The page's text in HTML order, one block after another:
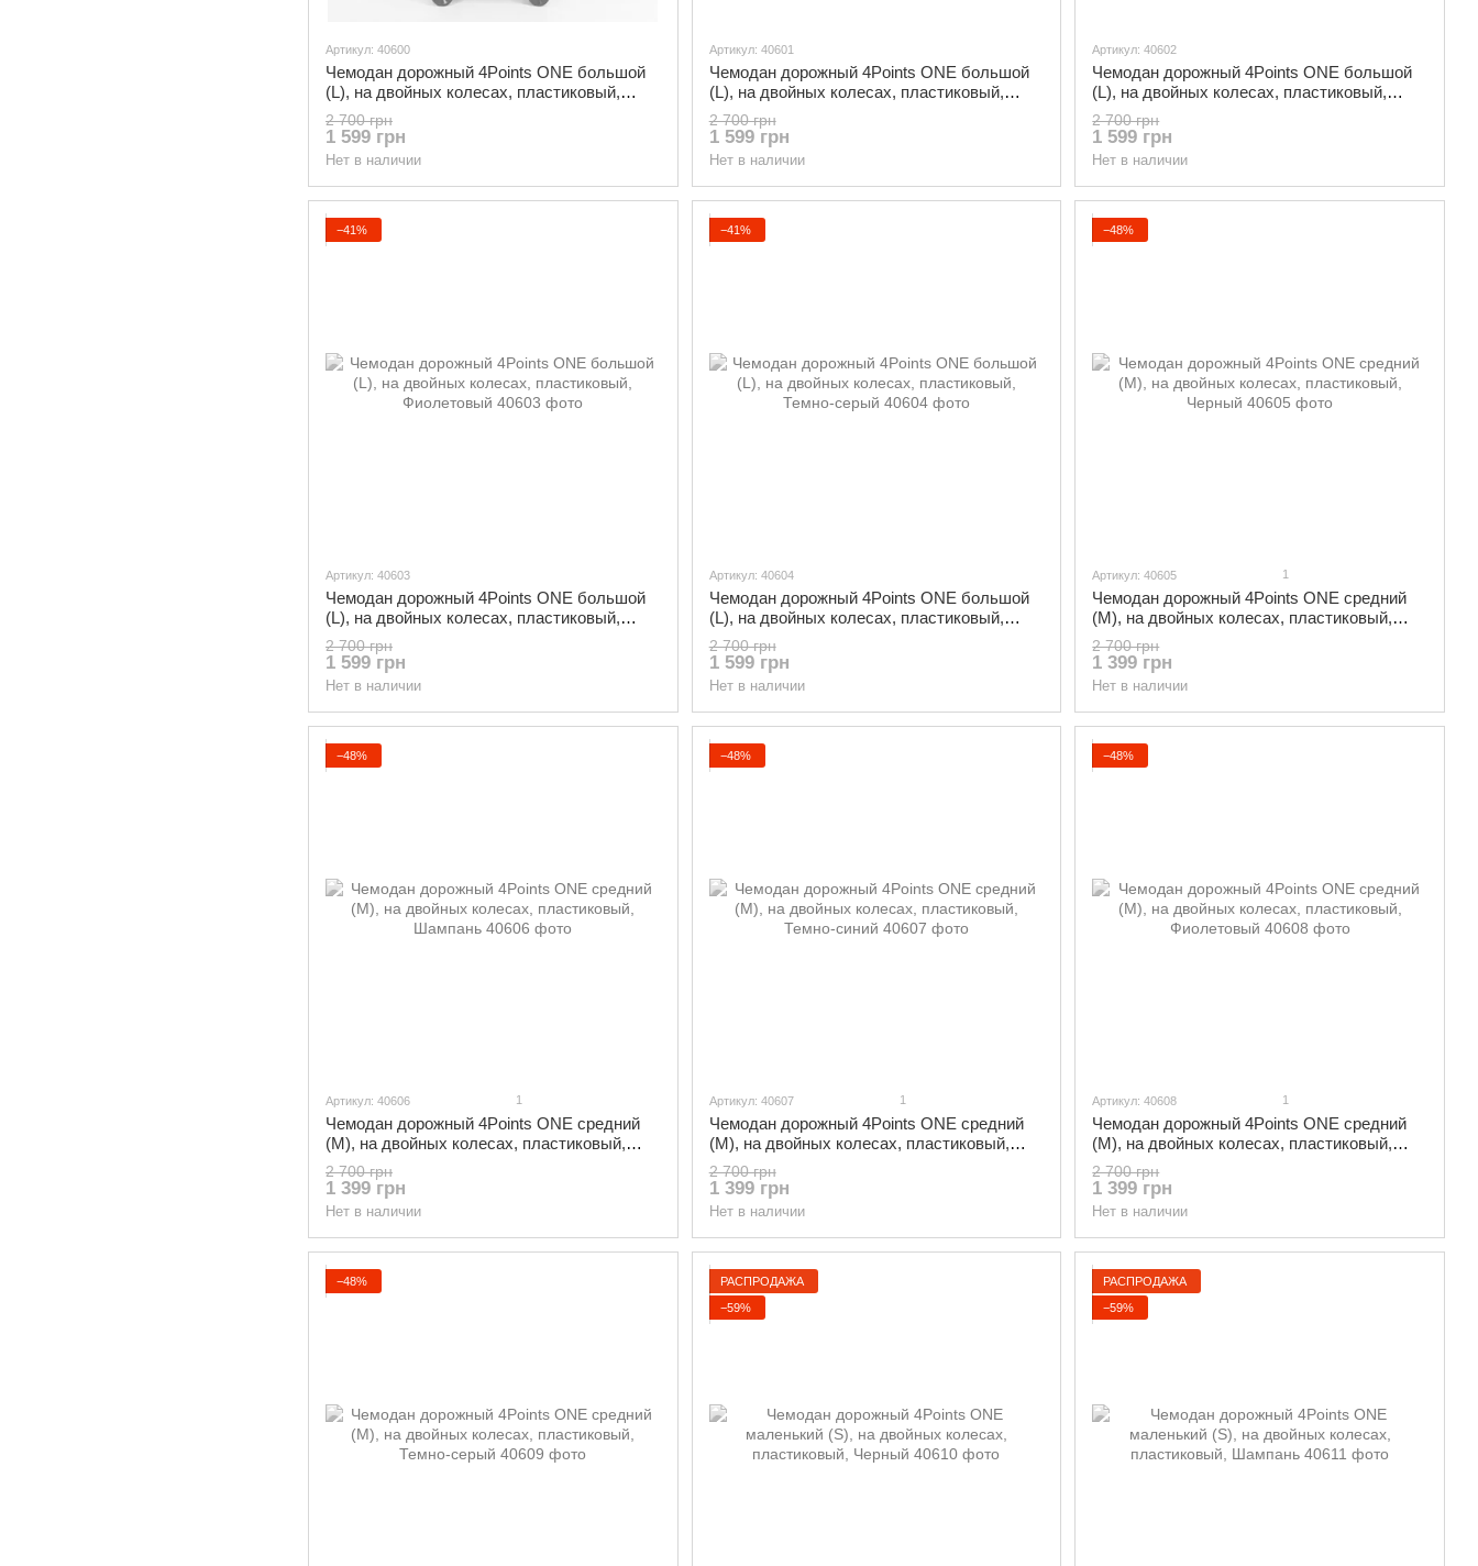
Артикул: 40600
Чемодан дорожный 4Points ONE большой
(L), на двойных колесах, пластиковый,
Черный
2 700 грн
1 599 грн
Нет в наличии
Артикул: 40601
Чемодан дорожный 4Points ONE большой
(L), на двойных колесах, пластиковый,
Шампань
2 700 грн
1 599 грн
Нет в наличии
Артикул: 40602
Чемодан дорожный 4Points ONE большой
(L), на двойных колесах, пластиковый,
Темно-синий
2 700 грн
1 599 грн
Нет в наличии
−41%
Артикул: 40603
Чемодан дорожный 4Points ONE большой
(L), на двойных колесах, пластиковый,
Фиолетовый
2 700 грн
1 599 грн
Нет в наличии
−41%
Артикул: 40604
Чемодан дорожный 4Points ONE большой
(L), на двойных колесах, пластиковый,
Темно-серый
2 700 грн
1 599 грн
Нет в наличии
−48%
Артикул: 40605 1
Чемодан дорожный 4Points ONE средний
(М), на двойных колесах, пластиковый,
Черный
2 700 грн
1 399 грн
Нет в наличии
−48%
Артикул: 40606 1
Чемодан дорожный 4Points ONE средний
(М), на двойных колесах, пластиковый,
Шампань
2 700 грн
1 399 грн
Нет в наличии
−48%
Артикул: 40607 1
Чемодан дорожный 4Points ONE средний
(М), на двойных колесах, пластиковый,
Темно-синий
2 700 грн
1 399 грн
Нет в наличии
−48%
Артикул: 40608 1
Чемодан дорожный 4Points ONE средний
(М), на двойных колесах, пластиковый,
Фиолетовый
2 700 грн
1 399 грн
Нет в наличии
−48%
РАСПРОДАЖА
−59%
РАСПРОДАЖА
−59%